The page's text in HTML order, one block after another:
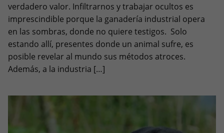
verdadero valor. Infiltrarnos y trabajar ocultos es
imprescindible porque la ganadería industrial opera
en las sombras, donde no quiere testigos. Solo
estando allí, presentes donde un animal sufre, es
posible revelar al mundo sus métodos atroces.
Además, a la industria […]